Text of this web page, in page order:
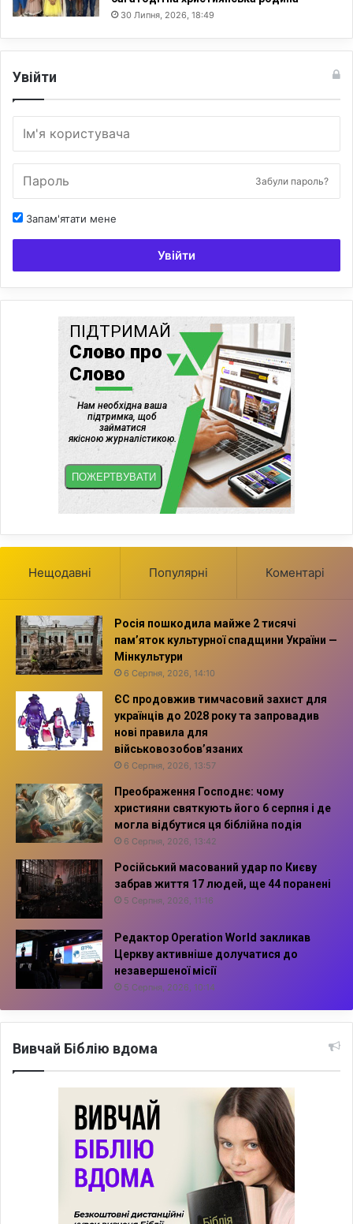
30 Липня, 2026, 18:49
Увійти
Забули пароль?
Запам'ятати мене
Увійти
Нещодавні Популярні Коментарі
Росія пошкодила майже 2 тисячі
пам’яток культурної спадщини України —
Мінкультури
6 Серпня, 2026, 14:10
ЄС продовжив тимчасовий захист для
українців до 2028 року та запровадив
нові правила для
військовозобов’язаних
6 Серпня, 2026, 13:57
Преображення Господнє: чому
християни святкують його 6 серпня і де
могла відбутися ця біблійна подія
6 Серпня, 2026, 13:42
Російський масований удар по Києву
забрав життя 17 людей, ще 44 поранені
5 Серпня, 2026, 11:16
Редактор Operation World закликав
Церкву активніше долучатися до
незавершеної місії
5 Серпня, 2026, 10:14
Вивчай Біблію вдома